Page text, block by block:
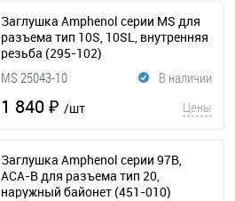
Заглушка Amphenol серии MS для
разъема тип 10S, 10SL, внутренняя
резьба (295-102)
В наличии
MS 25043-10
1 840 ₽ /шт Цены
Заглушка Amphenol серии 97B,
АСА-B для разъема тип 20,
наружный байонет (451-010)